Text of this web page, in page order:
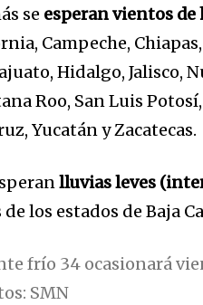
se esperan vientos
Campeche,
Hidalgo, Jalisco,
Roo, San Luis
Yucatán y Zacatecas.
lluvias leves
de los estados de Baja
frío 34 ocasionará
SMN